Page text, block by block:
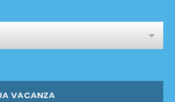
VACANZA